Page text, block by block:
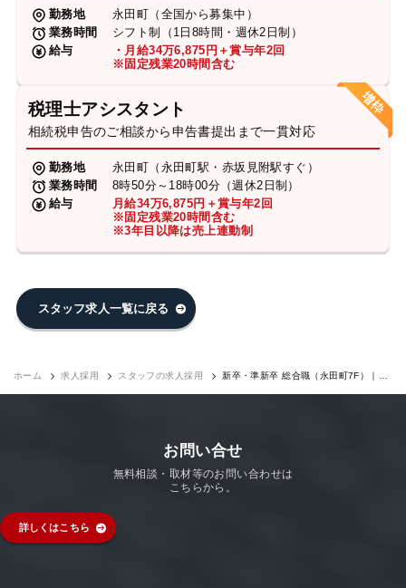
勤務地
永田町（全国から募集中）
業務時間
シフト制（1日8時間・週休2日制）
給与
・月給34万6,875円＋賞与年2回
※固定残業20時間含む
税理士アシスタント
相続税申告のご相談から申告書提出まで一貫対応
勤務地
永田町（永田町駅・赤坂見附駅すぐ）
業務時間
8時50分～18時00分（週休2日制）
給与
月給34万6,875円＋賞与年2回
※固定残業20時間含む
※3年目以降は売上連動制
スタッフ求人一覧に戻る
ホーム 求人採用 スタッフの求人採用
新卒・準新卒 総合職（永田町7F）｜求
お問い合せ
無料相談・取材等のお問い合わせは
こちらから。
詳しくはこちら